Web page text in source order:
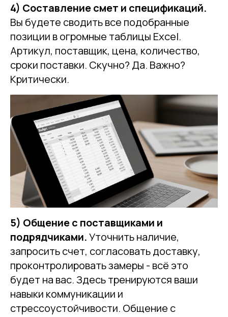
4) Составление смет и спецификаций.
Вы будете сводить все подобранные
позиции в огромные таблицы Excel.
Артикул, поставщик, цена, количество,
сроки поставки. Скучно? Да. Важно?
Критически.
5) Общение с поставщиками и
подрядчиками.Уточнить наличие,
запросить счет, согласовать доставку,
проконтролировать замеры - всё это
будет на вас. Здесь тренируются ваши
навыки коммуникации и
стрессоустойчивости. Общение с